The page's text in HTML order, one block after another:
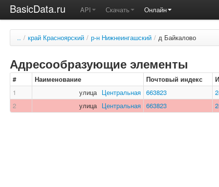
BasicData.ru API Скачать Онлайн
.. / край Красноярский / р-н Нижнеингашский / д Байкалово
Адресообразующие элементы
# Наименование Почтовый индекс
1
улица Центральная 663823
2
улица Центральная 663823